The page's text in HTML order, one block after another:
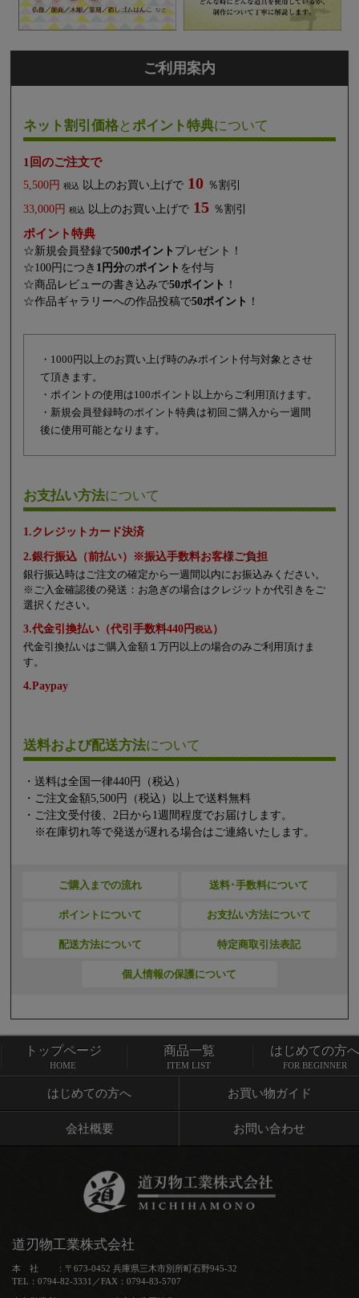
ご利用案内
ネット割引価格とポイント特典について
1回のご注文で
5,500円 税込 以上のお買い上げで 10 ％割引
33,000円
税込 以上のお買い上げで 15 ％割引
ポイント特典
☆新規会員登録で500ポイント プレゼント！
☆100円につき 1円分のポイント を付与
☆商品レビューの書き込みで50ポイント ！
☆作品ギャラリーへの作品投稿で50ポイント ！
・1000円以上のお買い上げ時のみポイント付与対象とさせ
て頂きます。
・ポイントの使用は100ポイント以上からご利用頂けます。
・新規会員登録時のポイント特典は初回ご購入から一週間
後に使用可能となります。
お支払い方法について
1.クレジットカード決済
2.銀行振込（前払い）※振込手数料お客様ご負担
銀行振込時はご注文の確定から一週間以内にお振込みください。
※ご入金確認後の発送：お急ぎの場合はクレジットか代引きをご
選択ください。
3.代金引換払い（代引手数料440円税込）
代金引換払いはご購入金額１万円以上の場合のみご利用頂けま
す。
4.Paypay
送料および配送方法について
・送料は全国一律440円（税込）
・ご注文金額5,500円（税込）以上で送料無料
・ご注文受付後、2日から1週間程度でお届けします。
※在庫切れ等で発送が遅れる場合はご連絡いたします。
ご購入までの流れ 送料･手数料について
ポイントについて お支払い方法について
配送方法について 特定商取引法表記
個人情報の保護について
トップページ 商品一覧
はじめての方へ お買い物ガイド
会社概要 お問い合わせ
トップページ
HOME
商品一覧
ITEM LIST
はじめての方へ
FOR BEGINNER
道刃物工業株式会社
本 社 ：〒673-0452 兵庫県三木市別所町石野945-32
TEL：0794-82-3331／FAX：0794-83-5707